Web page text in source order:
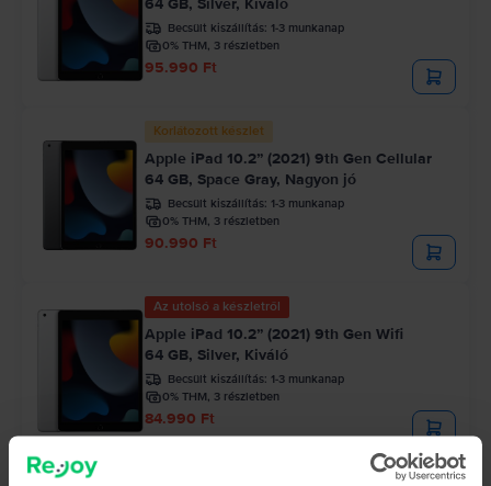
Becsült kiszállítás: 1-3 munkanap
0% THM, 3 részletben
95.990 Ft
Korlátozott készlet
Apple iPad 10.2” (2021) 9th Gen Cellular
64 GB, Space Gray, Nagyon jó
Becsült kiszállítás: 1-3 munkanap
0% THM, 3 részletben
90.990 Ft
Az utolsó a készletről
Apple iPad 10.2” (2021) 9th Gen Wifi
64 GB, Silver, Kiváló
Becsült kiszállítás: 1-3 munkanap
0% THM, 3 részletben
84.990 Ft